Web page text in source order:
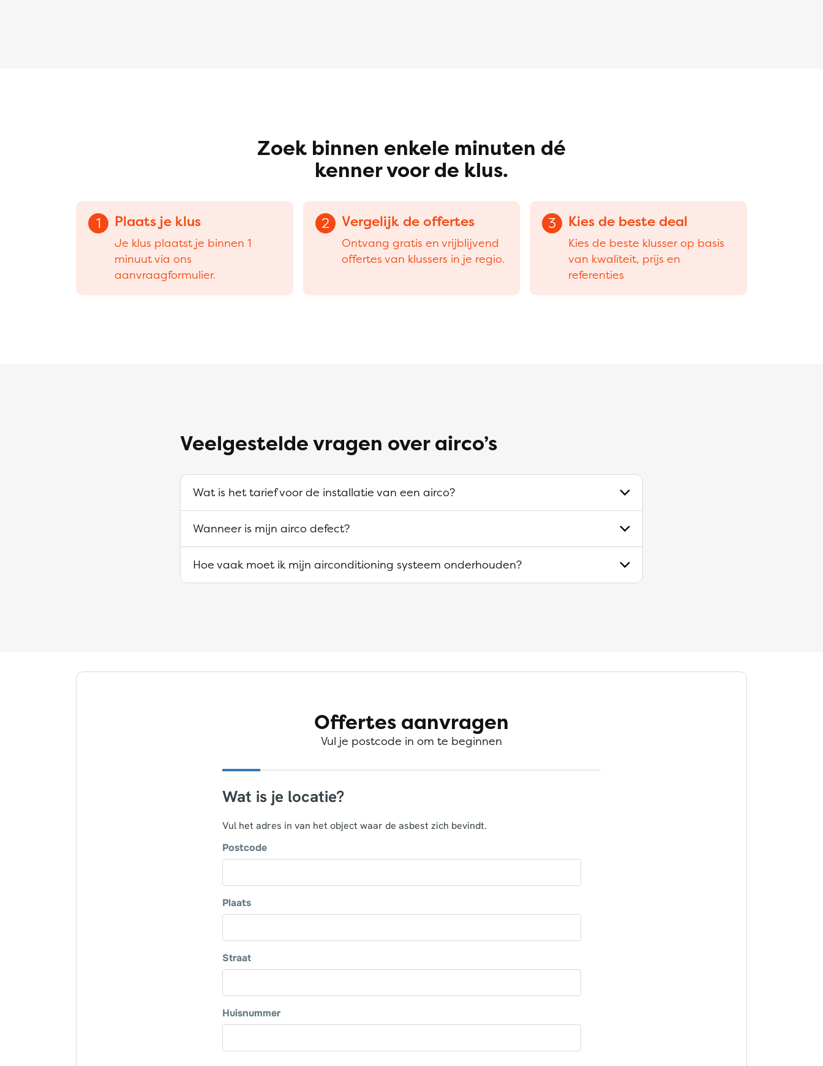
Zoek binnen enkele minuten dé
kenner voor de klus.
1 Plaats je klus
Je klus plaatst je binnen 1
minuut via ons
aanvraagformulier.
2 Vergelijk de offertes
Ontvang gratis en vrijblijvend
offertes van klussers in je regio.
3 Kies de beste deal
Kies de beste klusser op basis
van kwaliteit, prijs en
referenties
Veelgestelde vragen over airco’s
Wat is het tarief voor de installatie van een airco?
Wanneer is mijn airco defect?
Hoe vaak moet ik mijn airconditioning systeem onderhouden?
Offertes aanvragen
Vul je postcode in om te beginnen